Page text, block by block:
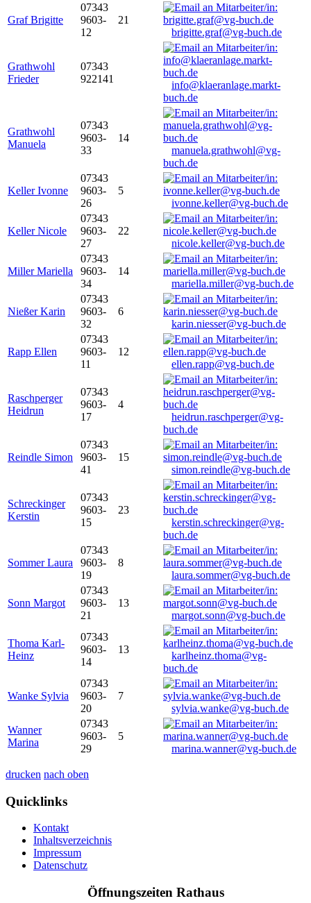
Graf Brigitte
07343
9603-
12
21
brigitte.graf@vg-buch.de
Grathwohl
Frieder
07343
922141
info@klaeranlage.markt-
buch.de
Grathwohl
Manuela
07343
9603-
33
14
manuela.grathwohl@vg-
buch.de
Keller Ivonne
07343
9603-
26
5
ivonne.keller@vg-buch.de
Keller Nicole
07343
9603-
27
22
nicole.keller@vg-buch.de
Miller Mariella
07343
9603-
34
14
mariella.miller@vg-buch.de
Nießer Karin
07343
9603-
32
6
karin.niesser@vg-buch.de
Rapp Ellen
07343
9603-
11
12
ellen.rapp@vg-buch.de
Raschperger
Heidrun
07343
9603-
17
4
heidrun.raschperger@vg-
buch.de
Reindle Simon
07343
9603-
41
15
simon.reindle@vg-buch.de
Schreckinger
Kerstin
07343
9603-
15
23
kerstin.schreckinger@vg-
buch.de
Sommer Laura
07343
9603-
19
8
laura.sommer@vg-buch.de
Sonn Margot
07343
9603-
21
13
margot.sonn@vg-buch.de
Thoma Karl-
Heinz
07343
9603-
14
13
karlheinz.thoma@vg-
buch.de
Wanke Sylvia
07343
9603-
20
7
sylvia.wanke@vg-buch.de
Wanner
Marina
07343
9603-
29
5
marina.wanner@vg-buch.de
drucken nach oben
Quicklinks
Kontakt
Inhaltsverzeichnis
Impressum
Datenschutz
Öffnungszeiten Rathaus